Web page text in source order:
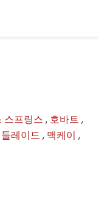
스프링스 , 호바트 ,
레이드 , 맥케이 ,